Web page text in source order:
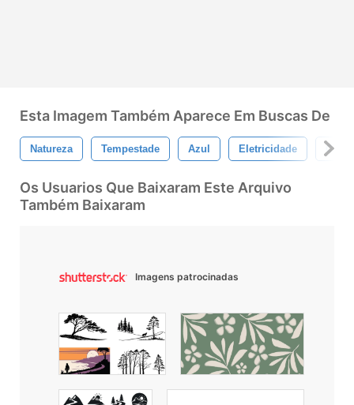
Esta Imagem Também Aparece Em Buscas De
Natureza Tempestade Azul Eletricidade
Os Usuarios Que Baixaram Este Arquivo
Também Baixaram
Imagens patrocinadas